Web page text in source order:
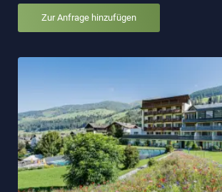
Zur Anfrage hinzufügen